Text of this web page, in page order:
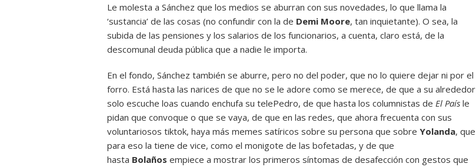
Le molesta a Sánchez que los medios se aburran con sus novedades, lo que llama la
‘sustancia’ de las cosas (no confundir con la de Demi Moore, tan inquietante). O sea, la
subida de las pensiones y los salarios de los funcionarios, a cuenta, claro está, de la
descomunal deuda pública que a nadie le importa.
En el fondo, Sánchez también se aburre, pero no del poder, que no lo quiere dejar ni por el
forro. Está hasta las narices de que no se le adore como se merece, de que a su alrededor
solo escuche loas cuando enchufa su telePedro, de que hasta los columnistas de El País le
pidan que convoque o que se vaya, de que en las redes, que ahora frecuenta con sus
voluntariosos tiktok, haya más memes satíricos sobre su persona que sobre Yolanda, que
para eso la tiene de vice, como el monigote de las bofetadas, y de que
hasta Bolaños empiece a mostrar los primeros síntomas de desafección con gestos que